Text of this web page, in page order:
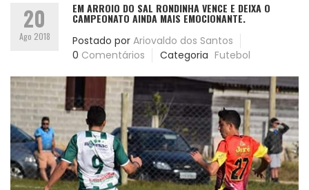
20
Ago 2018
EM ARROIO DO SAL RONDINHA VENCE E DEIXA O
CAMPEONATO AINDA MAIS EMOCIONANTE.
Postado por Ariovaldo dos Santos
0 Comentários Categoria Futebol